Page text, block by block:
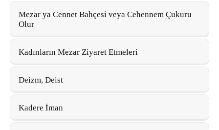
Mezar ya Cennet Bahçesi veya Cehennem Çukuru
Olur
Kadınların Mezar Ziyaret Etmeleri
Deizm, Deist
Kadere İman